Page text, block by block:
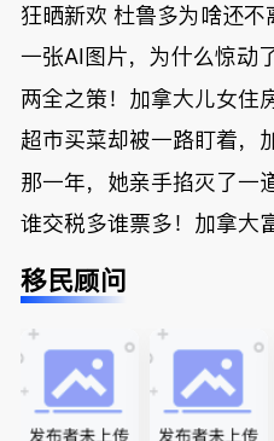
狂晒新欢 杜鲁多为啥还不
一张AI图片，为什么惊动
两全之策！加拿大儿女住
超市买菜却被一路盯着，
那一年，她亲手掐灭了一
谁交税多谁票多！加拿大
移民顾问